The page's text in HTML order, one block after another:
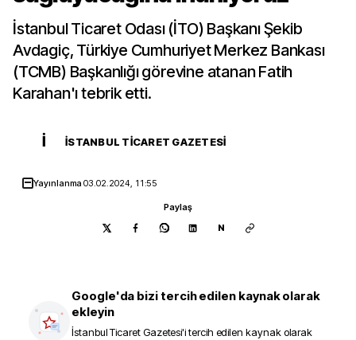
İstanbul Ticaret Odası (İTO) Başkanı Şekib
Avdagiç, Türkiye Cumhuriyet Merkez Bankası
(TCMB) Başkanlığı görevine atanan Fatih
Karahan'ı tebrik etti.
İ İSTANBUL TICARET GAZETESI
Yayınlanma03.02.2024, 11:55
Paylaş
N
Google'da bizi tercih edilen kaynak olarak
ekleyin
İstanbul Ticaret Gazetesi'i tercih edilen kaynak olarak